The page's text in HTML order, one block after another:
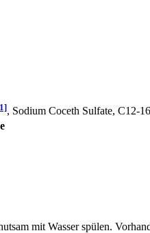
, Sodium Coceth Sulfate, C12-
mit Wasser spülen.